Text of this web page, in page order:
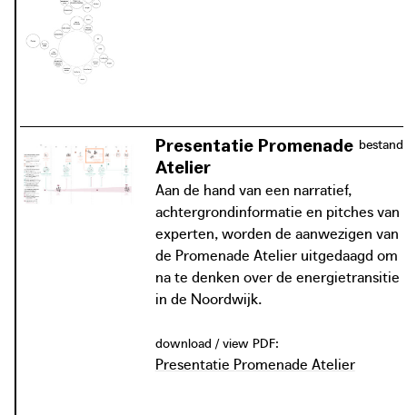
bestand
Presentatie Promenade
Atelier
Aan de hand van een narratief,
achtergrondinformatie en pitches van
experten, worden de aanwezigen van
de Promenade Atelier uitgedaagd om
na te denken over de energietransitie
in de Noordwijk.
download / view PDF:
Presentatie Promenade Atelier